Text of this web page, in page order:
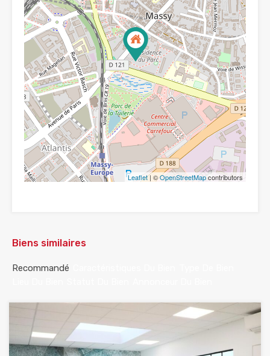
Leaflet| ©OpenStreetMapcontributors
Biens similaires
Recommandé